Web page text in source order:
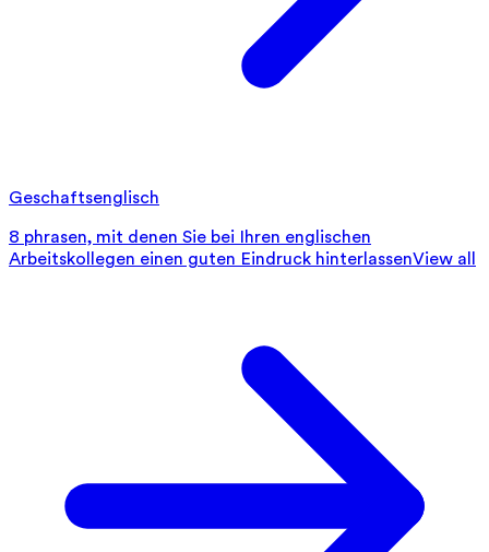
Geschaftsenglisch
8 phrasen, mit denen Sie bei Ihren englischen
Arbeitskollegen einen guten Eindruck hinterlassenView all